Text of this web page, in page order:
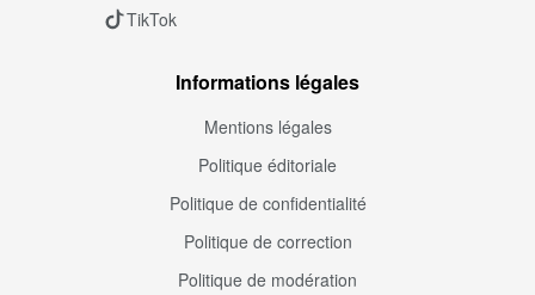
TikTok
Informations légales
Mentions légales
Politique éditoriale
Politique de confidentialité
Politique de correction
Politique de modération